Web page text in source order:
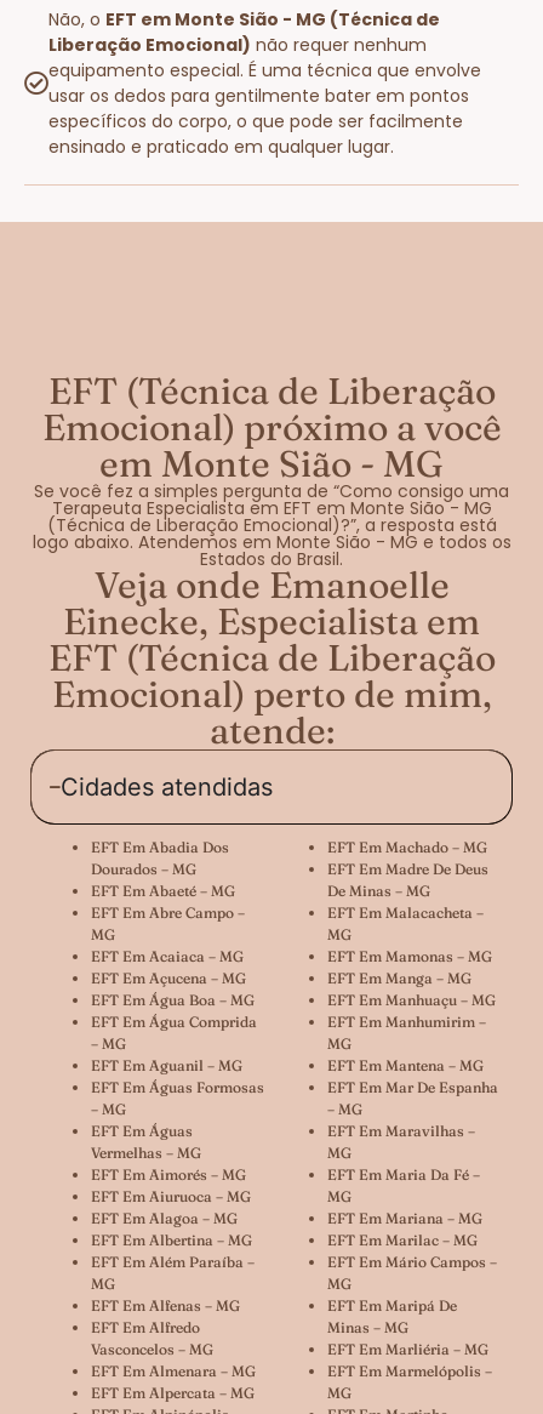
Não, o EFT em Monte Sião - MG (Técnica de
Liberação Emocional) não requer nenhum
equipamento especial. É uma técnica que envolve
usar os dedos para gentilmente bater em pontos
específicos do corpo, o que pode ser facilmente
ensinado e praticado em qualquer lugar.
EFT (Técnica de Liberação
Emocional) próximo a você
em Monte Sião - MG
Se você fez a simples pergunta de “Como consigo uma
Terapeuta Especialista em EFT em Monte Sião - MG
(Técnica de Liberação Emocional)?”, a resposta está
logo abaixo. Atendemos em Monte Sião - MG e todos os
Estados do Brasil.
Veja onde Emanoelle
Einecke, Especialista em
EFT (Técnica de Liberação
Emocional) perto de mim,
atende:
Cidades atendidas
EFT Em Abadia Dos
Dourados – MG
EFT Em Abaeté – MG
EFT Em Abre Campo –
MG
EFT Em Acaiaca – MG
EFT Em Açucena – MG
EFT Em Água Boa – MG
EFT Em Água Comprida
– MG
EFT Em Aguanil – MG
EFT Em Águas Formosas
– MG
EFT Em Águas
Vermelhas – MG
EFT Em Aimorés – MG
EFT Em Aiuruoca – MG
EFT Em Alagoa – MG
EFT Em Albertina – MG
EFT Em Além Paraíba –
MG
EFT Em Alfenas – MG
EFT Em Alfredo
Vasconcelos – MG
EFT Em Almenara – MG
EFT Em Alpercata – MG
EFT Em Machado – MG
EFT Em Madre De Deus
De Minas – MG
EFT Em Malacacheta –
MG
EFT Em Mamonas – MG
EFT Em Manga – MG
EFT Em Manhuaçu – MG
EFT Em Manhumirim –
MG
EFT Em Mantena – MG
EFT Em Mar De Espanha
– MG
EFT Em Maravilhas –
MG
EFT Em Maria Da Fé –
MG
EFT Em Mariana – MG
EFT Em Marilac – MG
EFT Em Mário Campos –
MG
EFT Em Maripá De
Minas – MG
EFT Em Marliéria – MG
EFT Em Marmelópolis –
MG